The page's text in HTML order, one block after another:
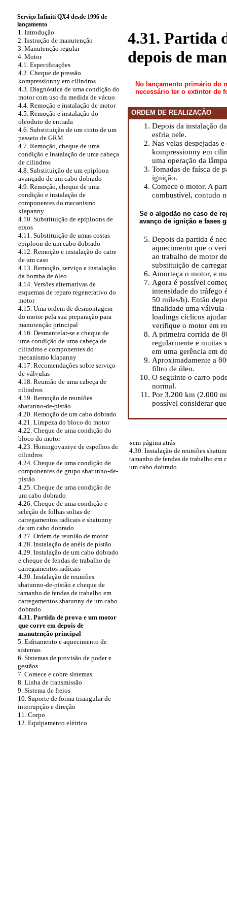
Serviço Infiniti QX4 desde 1996 de
lançamento
1. Introdução
2. Instrução de manutenção
3. Manutenção regular
4. Motor
4.1. Especificações
4.2. Cheque de pressão
kompressionny em cilindros
4.3. Diagnóstica de uma condição do
motor com uso da medida de vácuo
4.4. Remoção e instalação de motor
4.5. Remoção e instalação do
oleoduto de entrada
4.6. Substituição de um cinto de um
passeio de GRM
4.7. Remoção, cheque de uma
condição e instalação de uma cabeça
de cilindros
4.8. Substituição de um epiploon
avançado de um cabo dobrado
4.9. Remoção, cheque de uma
condição e instalação de
componentes do mecanismo
klapanny
4.10. Substituição de epiploons de
eixos
4.11. Substituição de umas costas
epiploon de um cabo dobrado
4.12. Remoção e instalação do catre
de um caso
4.13. Remoção, serviço e instalação
da bomba de óleo
4.14. Versões alternativas de
esquemas de reparo regenerativo do
motor
4.15. Uma ordem de desmontagem
do motor pela sua preparação para
manutenção principal
4.16. Desmantelar-se e cheque de
uma condição de uma cabeça de
cilindros e componentes do
mecanismo klapanny
4.17. Recomendações sobre serviço
de válvulas
4.18. Reunião de uma cabeça de
cilindros
4.19. Remoção de reuniões
shatunno-de-pistão
4.20. Remoção de um cabo dobrado
4.21. Limpeza do bloco do motor
4.22. Cheque de uma condição do
bloco do motor
4.23. Honingovaniye de espelhos de
cilindros
4.24. Cheque de uma condição de
componentes de grupo shatunno-de-
pistão
4.25. Cheque de uma condição de
um cabo dobrado
4.26. Cheque de uma condição e
seleção de folhas soltas de
carregamentos radicais e shatunny
de um cabo dobrado
4.27. Ordem de reunião de motor
4.28. Instalação de anéis de pistão
4.29. Instalação de um cabo dobrado
e cheque de fendas de trabalho de
carregamentos radicais
4.30. Instalação de reuniões
shatunno-de-pistão e cheque de
tamanho de fendas de trabalho em
carregamentos shatunny de um cabo
dobrado
4.31. Partida de prova e um motor
que corre em depois de
manutenção principal
5. Esfriamento e aquecimento de
sistemas
6. Sistemas de provisão de poder e
gestãos
7. Comece e cobre sistemas
8. Linha de transmissão
9. Sistema de freios
10. Suporte de forma triangular de
interrupção e direção
11. Corpo
12. Equipamento elétrico
4.31. Partida
depois de
No lançamento primário do
necessário ter o extintor de
ORDEM DE REALIZAÇÃO
Depois da instalação
esfria nele.
Nas velas despejadas
kompressionny em
uma operação da
Tomadas de faísca de
ignição.
Comece o motor. A
combustível, contudo
Se o algodão no caso de
avanço de ignição e fases
Depois da partida é
aquecimento que o
ao trabalho de motor
substituição de
Amorteça o motor, e
Agora é possível
intensidade do tráfego
50 miles/h). Então
finalidade uma
loadings cíclicos
verifique o motor em
A primeira corrida de
regularmente e muitas
em uma gerência em
Aproximadamente a
filtro de óleo.
O seguinte o carro
normal.
Por 3.200 km (2.000
possível considerar
«em página atrás
4.30. Instalação de reuniões
tamanho de fendas de trabalho em
um cabo dobrado